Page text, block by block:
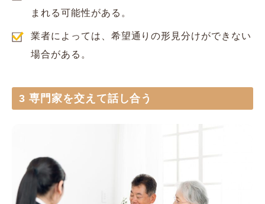
まれる可能性がある。
業者によっては、希望通りの形見分けができない
場合がある。
3 専門家を交えて話し合う